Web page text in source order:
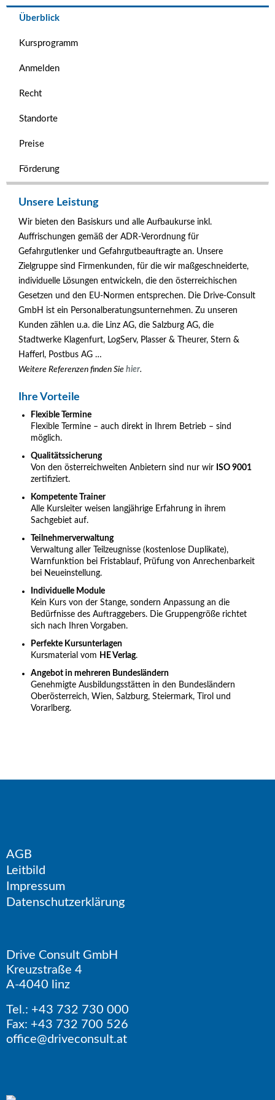
Überblick
Kursprogramm
Anmelden
Recht
Standorte
Preise
Förderung
Unsere Leistung
Wir bieten den Basiskurs und alle Aufbaukurse inkl.
Auffrischungen gemäß der ADR-Verordnung für
Gefahrgutlenker und Gefahrgutbeauftragte an. Unsere
Zielgruppe sind Firmenkunden, für die wir maßgeschneiderte,
individuelle Lösungen entwickeln, die den österreichischen
Gesetzen und den EU-Normen entsprechen. Die Drive-Consult
GmbH ist ein Personalberatungsunternehmen. Zu unseren
Kunden zählen u.a. die Linz AG, die Salzburg AG, die
Stadtwerke Klagenfurt, LogServ, Plasser & Theurer, Stern &
Hafferl, Postbus AG …
Weitere Referenzen finden Sie hier.
Ihre Vorteile
Flexible Termine
Flexible Termine – auch direkt in Ihrem Betrieb – sind
möglich.
Qualitätssicherung
Von den österreichweiten Anbietern sind nur wir ISO 9001
zertifiziert.
Kompetente Trainer
Alle Kursleiter weisen langjährige Erfahrung in ihrem
Sachgebiet auf.
Teilnehmerverwaltung
Verwaltung aller Teilzeugnisse (kostenlose Duplikate),
Warnfunktion bei Fristablauf, Prüfung von Anrechenbarkeit
bei Neueinstellung.
Individuelle Module
Kein Kurs von der Stange, sondern Anpassung an die
Bedürfnisse des Auftraggebers. Die Gruppengröße richtet
sich nach Ihren Vorgaben.
Perfekte Kursunterlagen
Kursmaterial vom HE Verlag.
Angebot in mehreren Bundesländern
Genehmigte Ausbildungsstätten in den Bundesländern
Oberösterreich, Wien, Salzburg, Steiermark, Tirol und
Vorarlberg.
AGB
Leitbild
Impressum
Datenschutzerklärung
Drive Consult GmbH
Kreuzstraße 4
A-4040 linz
Tel.: +43 732 730 000
Fax: +43 732 700 526
office@driveconsult.at